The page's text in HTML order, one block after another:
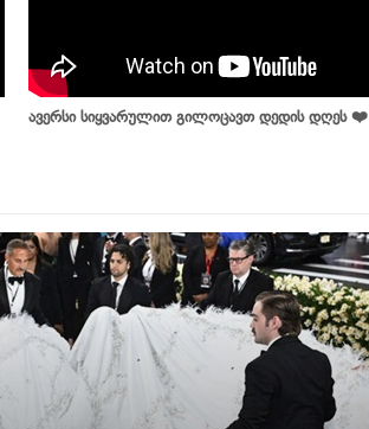
ავერსი სიყვარულით გილოცავთ დედის დღეს ❤️